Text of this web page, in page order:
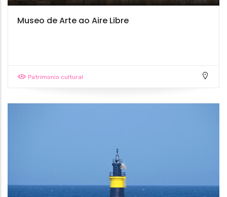
Museo de Arte ao Aire Libre
Patrimonio cultural